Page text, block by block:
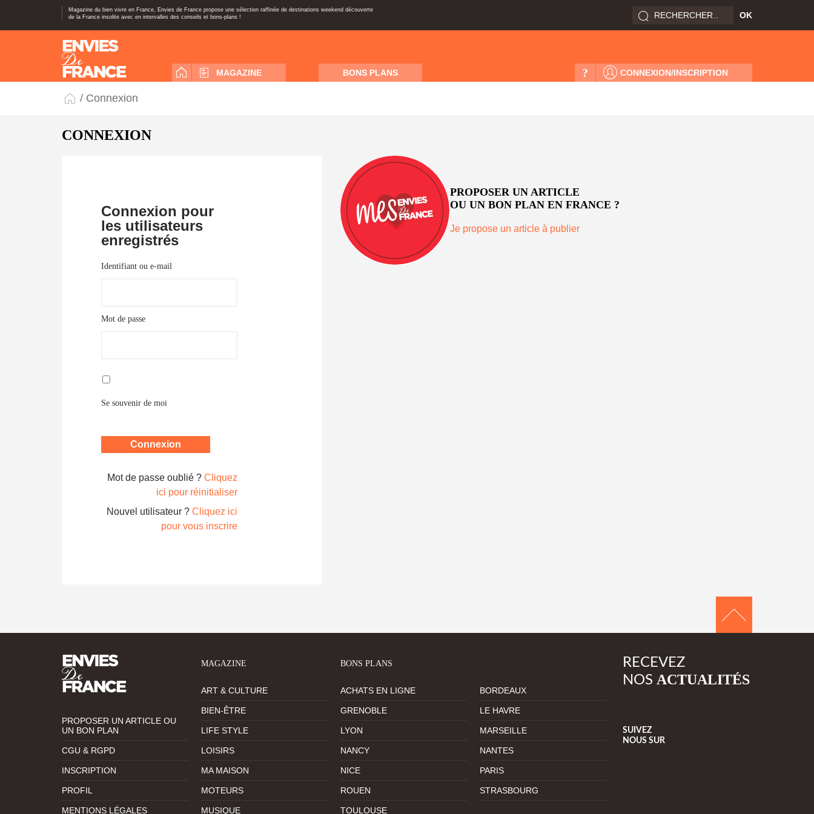
Magazine du bien vivre en France, Envies de France propose une sélection raffinée de destinations weekend découverte
de la France insolite avec en intervalles des conseils et bons-plans !
MAGAZINE BONS PLANS CONNEXION/INSCRIPTION
?
/ Connexion
CONNEXION
Connexion pour
les utilisateurs
enregistrés
Identifiant ou e-mail
Mot de passe
Se souvenir de moi
Mot de passe oublié ? Cliquez
ici pour réinitialiser
Nouvel utilisateur ? Cliquez ici
pour vous inscrire
PROPOSER UN ARTICLE
OU UN BON PLAN EN FRANCE ?
Je propose un article à publier
PROPOSER UN ARTICLE OU
UN BON PLAN
CGU & RGPD
INSCRIPTION
PROFIL
MENTIONS LÉGALES
MAGAZINE
ART & CULTURE
BIEN-ÊTRE
LIFE STYLE
LOISIRS
MA MAISON
MOTEURS
MUSIQUE
BONS PLANS
ACHATS EN LIGNE BORDEAUX
GRENOBLE LE HAVRE
LYON MARSEILLE
NANCY NANTES
NICE PARIS
ROUEN STRASBOURG
TOULOUSE
RECEVEZ
NOS ACTUALITÉS
SUIVEZ
NOUS SUR